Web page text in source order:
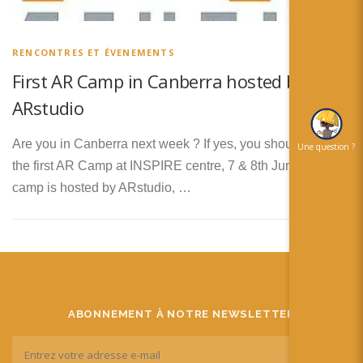
RENCONTRES ET ÉVENEMENTS
First AR Camp in Canberra hosted by
ARstudio
Are you in Canberra next week ? If yes, you should go to
the first AR Camp at INSPIRE centre, 7 & 8th June! This
camp is hosted by ARstudio, …
ABONNEMENT À NOTRE NEWSLETTER
Une question ?